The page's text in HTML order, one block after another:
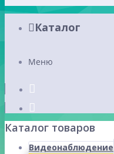
Каталог
Меню
Каталог товаров
Видеонаблюдение